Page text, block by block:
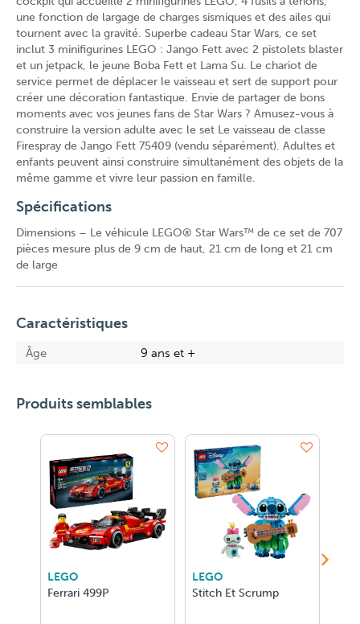
une fonction de largage de charges sismiques et des ailes qui
tournent avec la gravité. Superbe cadeau Star Wars, ce set
inclut 3 minifigurines LEGO : Jango Fett avec 2 pistolets blaster
et un jetpack, le jeune Boba Fett et Lama Su. Le chariot de
service permet de déplacer le vaisseau et sert de support pour
créer une décoration fantastique. Envie de partager de bons
moments avec vos jeunes fans de Star Wars ? Amusez-vous à
construire la version adulte avec le set Le vaisseau de classe
Firespray de Jango Fett 75409 (vendu séparément). Adultes et
enfants peuvent ainsi construire simultanément des objets de la
même gamme et vivre leur passion en famille.
Spécifications
Dimensions – Le véhicule LEGO® Star Wars™ de ce set de 707
pièces mesure plus de 9 cm de haut, 21 cm de long et 21 cm
de large
Caractéristiques
Âge 9 ans et +
Produits semblables
LEGO
Ferrari 499P
LEGO
Stitch Et Scrump